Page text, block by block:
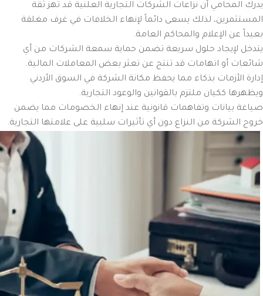
يدرك المحامي أن نزاعات الشركات التجارية العلنية قد تهز ثقة
المستثمرين، لذلك يسعى دائماً لإنهاء الخلافات في غرف مغلقة
بعيداً عن الإعلام والمحاكم العامة.
يتدخل لإيجاد حلول سريعة تضمن حماية سمعة الشركات من أي
شائعات أو اتهامات قد تنتج عن تعثر بعض المعاملات المالية.
إدارة الأزمات بذكاء مما يحفظ مكانة الشركة في السوق الأردني
ويظهرها ككيان ملتزم بالقوانين والوعود التجارية.
صياغة بيانات وتفاهمات قانونية عند إنهاء الخصومات مما يضمن
خروج الشركة من النزاع دون أي تأثيرات سلبية على علامتها التجارية.